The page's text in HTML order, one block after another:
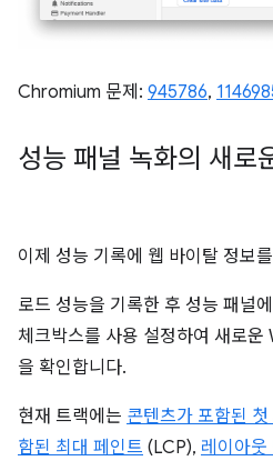
Chromium 문제: 945786,
성능 패널 녹화의 새
이제 성능 기록에 웹 바이탈 정보
로드 성능을 기록한 후 성능 패널
체크박스를 사용 설정하여 새로
을 확인합니다.
현재 트랙에는 콘텐츠가 포함된 첫
함된 최대 페인트 (LCP), 레이아웃